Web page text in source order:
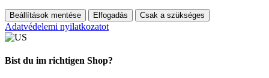
Beállítások mentése Elfogadás Csak a szükséges
Adatvédelemi nyilatkozatot
Bist du im richtigen Shop?